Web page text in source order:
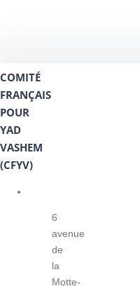
COMITÉ
FRANÇAIS
POUR
YAD
VASHEM
(CFYV)
6
avenue
de
la
Motte-